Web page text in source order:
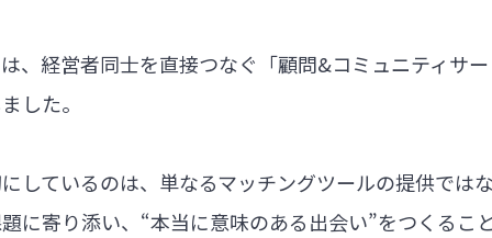
、経営者同士を直接つなぐ「顧問&コミュニティサ
した。
しているのは、単なるマッチングツールの提供では
に寄り添い、“本当に意味のある出会い”をつくるこ